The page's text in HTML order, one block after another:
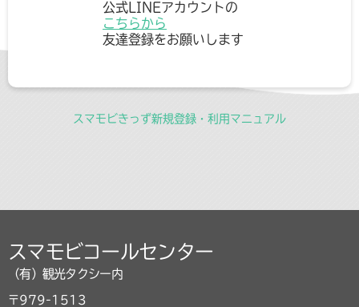
公式LINEアカウントの
こちらから
友達登録をお願いします
スマモビきっず新規登録・利用マニュアル
スマモビコールセンター
（有）観光タクシー内
〒979-1513